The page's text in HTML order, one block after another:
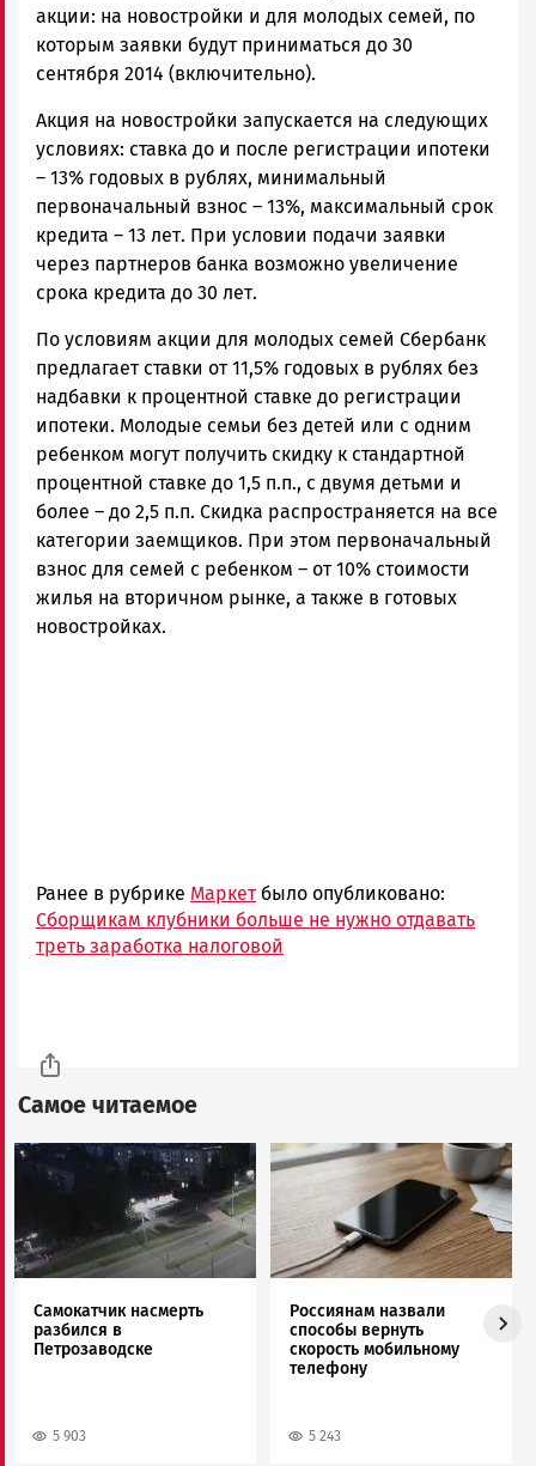
акции: на новостройки и для молодых семей, по
которым заявки будут приниматься до 30
сентября 2014 (включительно).
Акция на новостройки запускается на следующих
условиях: ставка до и после регистрации ипотеки
– 13% годовых в рублях, минимальный
первоначальный взнос – 13%, максимальный срок
кредита – 13 лет. При условии подачи заявки
через партнеров банка возможно увеличение
срока кредита до 30 лет.
По условиям акции для молодых семей Сбербанк
предлагает ставки от 11,5% годовых в рублях без
надбавки к процентной ставке до регистрации
ипотеки. Молодые семьи без детей или с одним
ребенком могут получить скидку к стандартной
процентной ставке до 1,5 п.п., с двумя детьми и
более – до 2,5 п.п. Скидка распространяется на все
категории заемщиков. При этом первоначальный
взнос для семей с ребенком – от 10% стоимости
жилья на вторичном рынке, а также в готовых
новостройках.
Ранее в рубрике Маркетбыло опубликовано:
Сборщикам клубники больше не нужно отдавать
треть заработка налоговой
Самое читаемое
Image
Самокатчик насмерть
разбился в
Петрозаводске
5 903
Image
Россиянам назвали
способы вернуть
скорость мобильному
телефону
5 243